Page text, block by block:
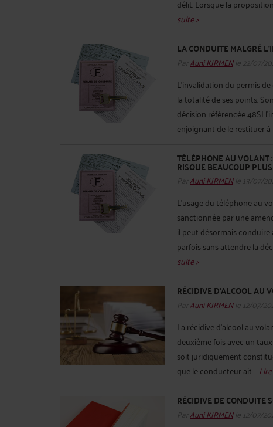
délit. Lorsque la
suite >
LA CONDUITE MALGRÉ
ParAuni KIRMENle 22/07/
L’invalidation du permis
la totalité de ses points.
décision référencée 48SI
enjoignant de le restituer à
TÉLÉPHONE AU VOLANT
RISQUE BEAUCOUP
ParAuni KIRMENle 13/07/
L’usage du téléphone au
sanctionnée par une
il peut désormais
parfois sans attendre la
suite >
RÉCIDIVE D’ALCOOL AU
ParAuni KIRMENle 12/07/
La récidive d’alcool au
deuxième fois avec un
soit juridiquement
que le conducteur ait ...
RÉCIDIVE DE CONDUITE
ParAuni KIRMENle 12/07/